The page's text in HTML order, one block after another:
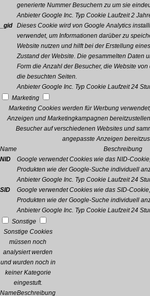
generierte Nummer Besuchern zu um sie
Anbieter Google Inc. Typ Cookie Laufzeit 2
_gid
Dieses Cookie wird von Google Analytics
verwendet, um Informationen darüber zu
Website nutzen und hilft bei der Erstellung
Zustand der Website. Die gesammelten Daten
Form die Anzahl der Besucher, die Website
die besuchten Seiten.
Anbieter Google Inc. Typ Cookie Laufzeit 24
Marketing
Marketing Cookies werden für Werbung
Anzeigen und Marketingkampagnen
Besucher auf verschiedenen Websites und
angepasste Anzeigen
Name
Beschreibung
NID
Google verwendet Cookies wie das NID-
Produkten wie der Google-Suche individuell
Anbieter Google Inc. Typ Cookie Laufzeit 24
SID
Google verwendet Cookies wie das SID-
Produkten wie der Google-Suche individuell
Anbieter Google Inc. Typ Cookie Laufzeit 24
Sonstige
Sonstige Cookies
müssen noch
analysiert werden
und wurden noch in
keiner Kategorie
eingestuft.
NameBeschreibung